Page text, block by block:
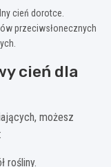
cień dorotce.
przeciwsłonecznych
cień dla
możesz
rośliny.